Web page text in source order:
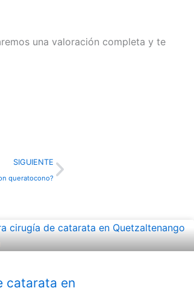
una valoración completa y te
SIGUIENTE
queratocono?
Next
catarata en